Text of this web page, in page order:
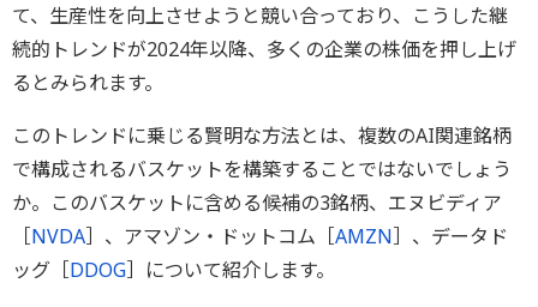
て、生産性を向上させようと競い合っており、こうした継
続的トレンドが2024年以降、多くの企業の株価を押し上げ
るとみられます。
このトレンドに乗じる賢明な方法とは、複数のAI関連銘柄
で構成されるバスケットを構築することではないでしょう
か。このバスケットに含める候補の3銘柄、エヌビディア
［NVDA］、アマゾン・ドットコム［AMZN］、データド
ッグ［DDOG］について紹介します。